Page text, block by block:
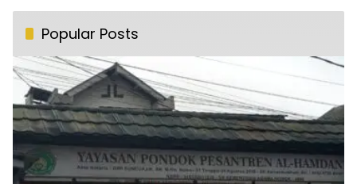
Popular Posts